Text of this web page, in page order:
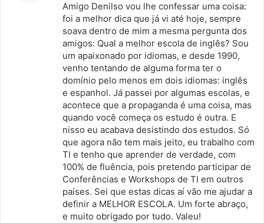
s
e
:
Amigo Denilso vou lhe confessar uma coisa:
foi a melhor dica que já vi até hoje, sempre
soava dentro de mim a mesma pergunta dos
amigos: Qual a melhor escola de inglês? Sou
um apaixonado por idiomas, e desde 1990,
venho tentando de alguma forma ter o
domínio pelo menos em dois idiomas: inglês
e espanhol. Já passei por algumas escolas, e
acontece que a propaganda é uma coisa, mas
quando você começa os estudo é outra. E
nisso eu acabava desistindo dos estudos. Só
que agora não tem mais jeito, eu trabalho com
TI e tenho que aprender de verdade, com
100% de fluência, pois pretendo participar de
Conferências e Workshops de TI em outros
países. Sei que estas dicas aí vão me ajudar a
definir a MELHOR ESCOLA. Um forte abraço,
e muito obrigado por tudo. Valeu!